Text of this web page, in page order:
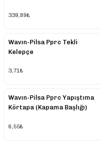
339,89₺
Wavın-Pilsa Pprc Tekli
Kelepçe
3,71₺
Wavın-Pilsa Pprc Yapıştıma
Körtapa (Kapama Başlığı)
6,55₺